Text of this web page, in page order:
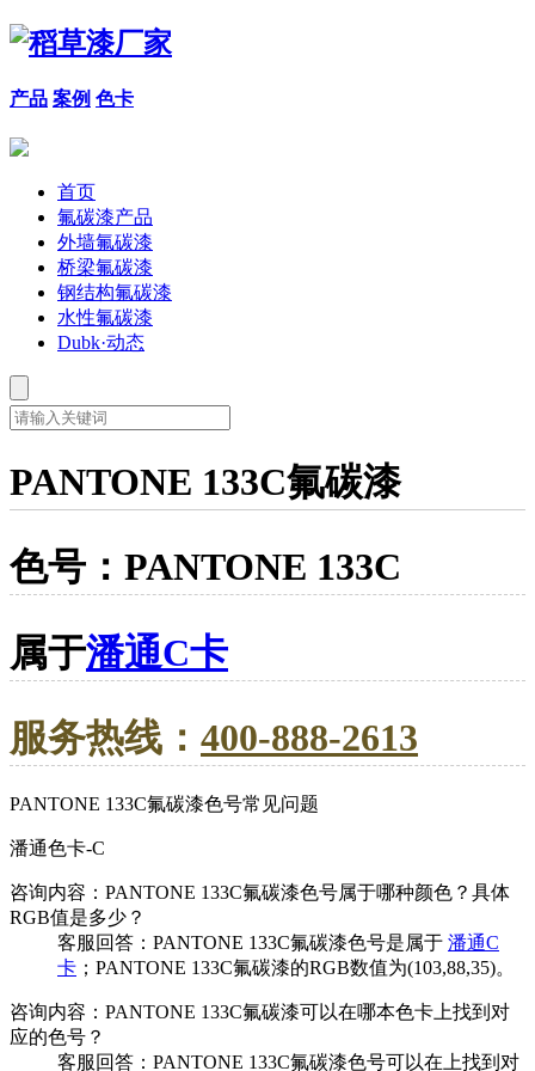
产品 案例 色卡
首页
氟碳漆产品
外墙氟碳漆
桥梁氟碳漆
钢结构氟碳漆
水性氟碳漆
Dubk·动态
PANTONE 133C氟碳漆
色号：PANTONE 133C
属于潘通C卡
服务热线： 400-888-2613
PANTONE 133C氟碳漆色号常见问题
潘通色卡-C
咨询内容：PANTONE 133C氟碳漆色号属于哪种颜色？具体
RGB值是多少？
客服回答：PANTONE 133C氟碳漆色号是属于 潘通C
卡 ；PANTONE 133C氟碳漆的RGB数值为(103,88,35)。
咨询内容：PANTONE 133C氟碳漆可以在哪本色卡上找到对
应的色号？
客服回答：PANTONE 133C氟碳漆色号可以在上找到对